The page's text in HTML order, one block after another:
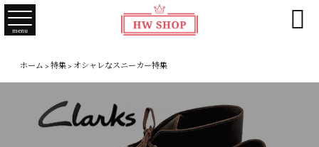
menu 
ホーム > 特集> オシャレなスニーカー特集